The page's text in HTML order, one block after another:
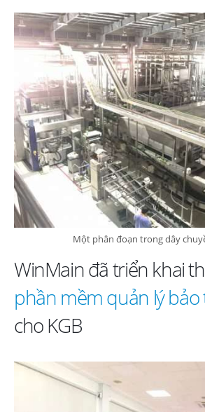
BẢO
TRÌ
THIẾT
BỊ
CHO
THÊM
MỘT
NHÀ
MÁY
CỦA
SABECO
–
BIA
SÀI
GÒN
PHÚ
THỌ
Một phân đoạn trong dây
WinMain đã triển khai
phần mềm quản lý bảo
cho KGB